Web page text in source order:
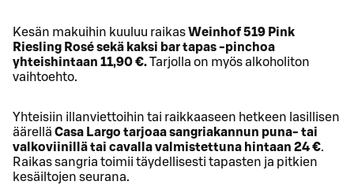
Kesän makuihin kuuluu raikasWeinhof 519 Pink
Riesling Rosé sekä kaksi bar tapas -pinchoa
yhteishintaan 11,90 €.Tarjolla on myös alkoholiton
vaihtoehto.
Yhteisiin illanviettoihin tai raikkaaseen hetkeen lasillisen
äärellä Casa Largo tarjoaa sangriakannun puna- tai
valkoviinillä tai cavalla valmistettuna hintaan 24 €.
Raikas sangria toimii täydellisesti tapasten ja pitkien
kesäiltojen seurana.